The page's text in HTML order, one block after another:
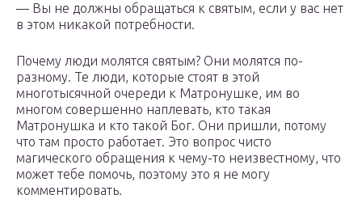
— Вы не должны обращаться к святым, если у вас нет
в этом никакой потребности.
Почему люди молятся святым? Они молятся по-
разному. Те люди, которые стоят в этой
многотысячной очереди к Матронушке, им во
многом совершенно наплевать, кто такая
Матронушка и кто такой Бог. Они пришли, потому
что там просто работает. Это вопрос чисто
магического обращения к чему-то неизвестному, что
может тебе помочь, поэтому это я не могу
комментировать.